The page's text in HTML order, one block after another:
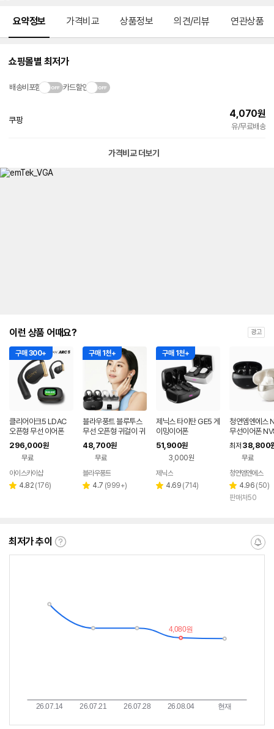
요약정보 가격비교 상품정보 의견/리뷰 연관상품
쇼핑몰별 최저가
배송비포함 카드할인
쿠팡
4,070원
유/무료배송
가격비교 더보기
이런 상품 어때요? 광고
구매 300+
클리어아크5 LDAC
오픈형 무선 이어폰
296,000원
무료
페이
아이스카이샵
별 4.82 리
(176)
구매 1천+
블라우풍트 블루투스
무선 오픈형 귀걸이 귀
찌형 이어폰 귀걸이형
이어클립 러닝 귀찌이
어폰
48,700원
무료
블라우풍트
별 4.7 리
(999+)
구매 1천+
제닉스 타이탄 GE5 게
이밍이어폰
51,900원
3,000원
페이
제닉스
별 4.69 리
(714)
청연엠엔에스
무선이어폰
TW1 커널형
슬링
최저 38,800
무료
청연엠엔에스
별
점
4.96 리
뷰
(50)
판매처50
최저가 추이
최
알